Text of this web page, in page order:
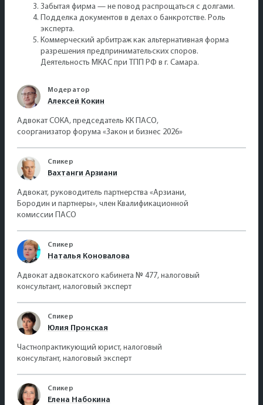
Забытая фирма — не повод распрощаться с долгами.
Подделка документов в делах о банкротстве. Роль
эксперта.
Коммерческий арбитраж как альтернативная форма
разрешения предпринимательских споров.
Деятельность МКАС при ТПП РФ в г. Самара.
Модератор
Алексей Кокин
Адвокат СОКА, председатель КК ПАСО,
соорганизатор форума «Закон и бизнес 2026»
Спикер
Вахтанги Арзиани
Адвокат, руководитель партнерства «Арзиани,
Бородин и партнеры», член Квалификационной
комиссии ПАСО
Спикер
Наталья Коновалова
Адвокат адвокатского кабинета № 477, налоговый
консультант, налоговый эксперт
Спикер
Юлия Пронская
Частнопрактикующий юрист, налоговый
консультант, налоговый эксперт
Спикер
Елена Набокина